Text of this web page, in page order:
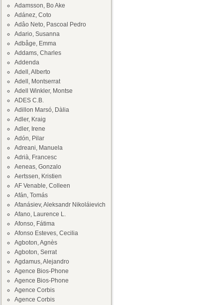
Adamsson, Bo Ake
Adánez, Coto
Adâo Neto, Pascoal Pedro
Adario, Susanna
Adbåge, Emma
Addams, Charles
Addenda
Adell, Alberto
Adell, Montserrat
Adell Winkler, Montse
ADES C.B.
Adillon Marsó, Dàlia
Adler, Kraig
Adler, Irene
Adón, Pilar
Adreani, Manuela
Adrià, Francesc
Aeneas, Gonzalo
Aertssen, Kristien
AF Venable, Colleen
Afán, Tomás
Afanásiev, Aleksandr Nikoláievich
Afano, Laurence L.
Afonso, Fátima
Afonso Esteves, Cecilia
Agboton, Agnès
Agboton, Serrat
Agdamus, Alejandro
Agence Bios-Phone
Agence Bios-Phone
Agence Corbis
Agence Corbis